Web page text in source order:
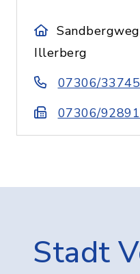
Illerberg
07306/33745
07306/
Stadt